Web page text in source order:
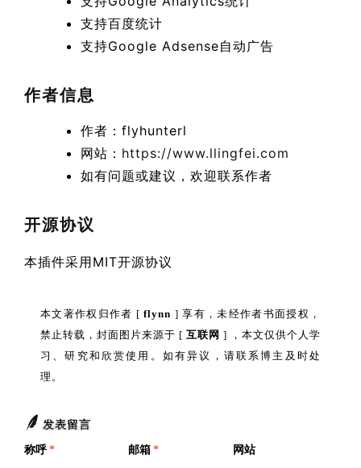
支持百度统计
支持Google Adsense自动广告
作者信息
作者：flyhunterl
网站： https://www.llingfei.com
如有问题或建议，欢迎联系作者
开源协议
本插件采用MIT开源协议
本文著作权归作者 [flynn ] 享有，未经作者书面授权，
禁止转载，封面图片来源于 [ 互联网 ] ，本文仅供个人学
习、研究和欣赏使用。如有异议，请联系博主及时处
理。
发表留言
称呼 * 邮箱 * 网站